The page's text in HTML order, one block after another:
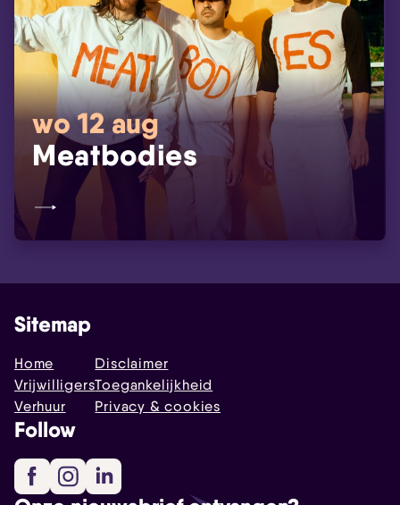
wo 12 aug
Meatbodies
Sitemap
Home
Vrijwilligers
Verhuur
Disclaimer
Toegankelijkheid
Privacy & cookies
Follow
FacebookInstagram